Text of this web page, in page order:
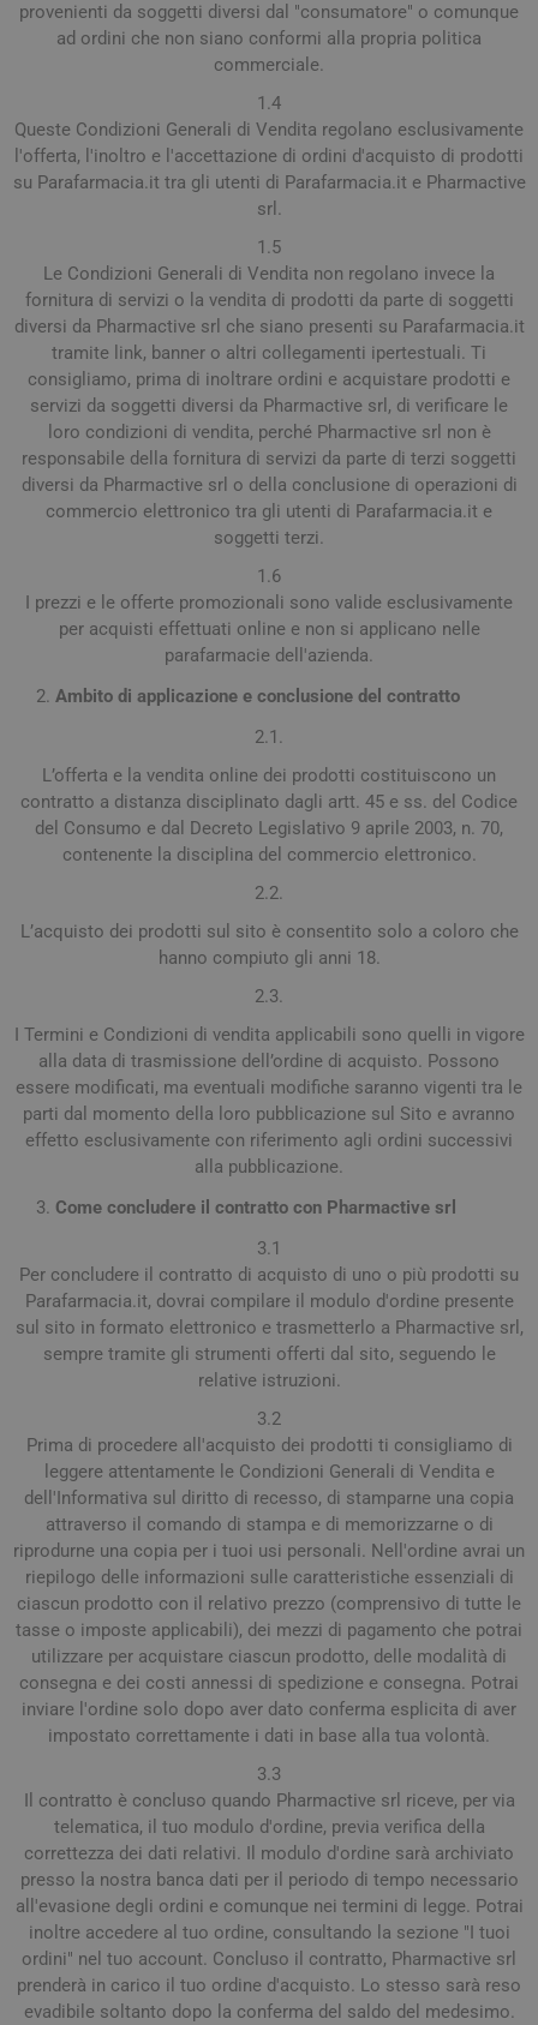
provenienti da soggetti diversi dal "consumatore" o comunque
ad ordini che non siano conformi alla propria politica
commerciale.
1.4
Queste Condizioni Generali di Vendita regolano esclusivamente
l'offerta, l'inoltro e l'accettazione di ordini d'acquisto di prodotti
su Parafarmacia.it tra gli utenti di Parafarmacia.it e Pharmactive
srl.
1.5
Le Condizioni Generali di Vendita non regolano invece la
fornitura di servizi o la vendita di prodotti da parte di soggetti
diversi da Pharmactive srl che siano presenti su Parafarmacia.it
tramite link, banner o altri collegamenti ipertestuali. Ti
consigliamo, prima di inoltrare ordini e acquistare prodotti e
servizi da soggetti diversi da Pharmactive srl, di verificare le
loro condizioni di vendita, perché Pharmactive srl non è
responsabile della fornitura di servizi da parte di terzi soggetti
diversi da Pharmactive srl o della conclusione di operazioni di
commercio elettronico tra gli utenti di Parafarmacia.it e
soggetti terzi.
1.6
I prezzi e le offerte promozionali sono valide esclusivamente
per acquisti effettuati online e non si applicano nelle
parafarmacie dell'azienda.
Ambito di applicazione e conclusione del contratto
2.1.
L’offerta e la vendita online dei prodotti costituiscono un
contratto a distanza disciplinato dagli artt. 45 e ss. del Codice
del Consumo e dal Decreto Legislativo 9 aprile 2003, n. 70,
contenente la disciplina del commercio elettronico.
2.2.
L’acquisto dei prodotti sul sito è consentito solo a coloro che
hanno compiuto gli anni 18.
2.3.
I Termini e Condizioni di vendita applicabili sono quelli in vigore
alla data di trasmissione dell’ordine di acquisto. Possono
essere modificati, ma eventuali modifiche saranno vigenti tra le
parti dal momento della loro pubblicazione sul Sito e avranno
effetto esclusivamente con riferimento agli ordini successivi
alla pubblicazione.
Come concludere il contratto con Pharmactive srl
3.1
Per concludere il contratto di acquisto di uno o più prodotti su
Parafarmacia.it, dovrai compilare il modulo d'ordine presente
sul sito in formato elettronico e trasmetterlo a Pharmactive srl,
sempre tramite gli strumenti offerti dal sito, seguendo le
relative istruzioni.
3.2
Prima di procedere all'acquisto dei prodotti ti consigliamo di
leggere attentamente le Condizioni Generali di Vendita e
dell'Informativa sul diritto di recesso, di stamparne una copia
attraverso il comando di stampa e di memorizzarne o di
riprodurne una copia per i tuoi usi personali. Nell'ordine avrai un
riepilogo delle informazioni sulle caratteristiche essenziali di
ciascun prodotto con il relativo prezzo (comprensivo di tutte le
tasse o imposte applicabili), dei mezzi di pagamento che potrai
utilizzare per acquistare ciascun prodotto, delle modalità di
consegna e dei costi annessi di spedizione e consegna. Potrai
inviare l'ordine solo dopo aver dato conferma esplicita di aver
impostato correttamente i dati in base alla tua volontà.
3.3
Il contratto è concluso quando Pharmactive srl riceve, per via
telematica, il tuo modulo d'ordine, previa verifica della
correttezza dei dati relativi. Il modulo d'ordine sarà archiviato
presso la nostra banca dati per il periodo di tempo necessario
all'evasione degli ordini e comunque nei termini di legge. Potrai
inoltre accedere al tuo ordine, consultando la sezione "I tuoi
ordini" nel tuo account. Concluso il contratto, Pharmactive srl
prenderà in carico il tuo ordine d'acquisto. Lo stesso sarà reso
evadibile soltanto dopo la conferma del saldo del medesimo.